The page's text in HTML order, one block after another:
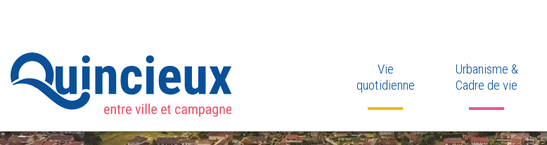
Vie
quotidienne
Urbanisme &
Cadre de vie